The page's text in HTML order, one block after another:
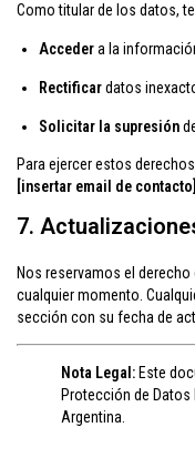
Como titular de los datos,
Accedera la
Rectificardatos
Solicitar la supresión
Para ejercer estos
[insertar email de contacto]
7.
Nos reservamos el
cualquier momento.
sección con su fecha de
Nota Legal: Este
Protección de Datos
Argentina.